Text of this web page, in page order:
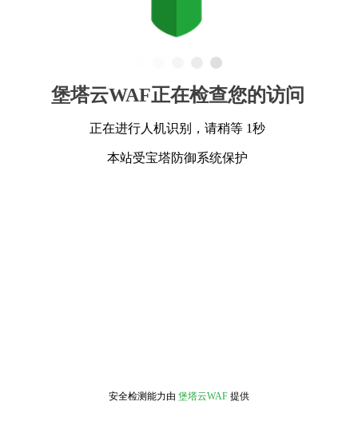
堡塔云WAF正在检查您的访问
正在进行人机识别，请稍等 1秒
本站受宝塔防御系统保护
安全检测能力由 堡塔云WAF 提供